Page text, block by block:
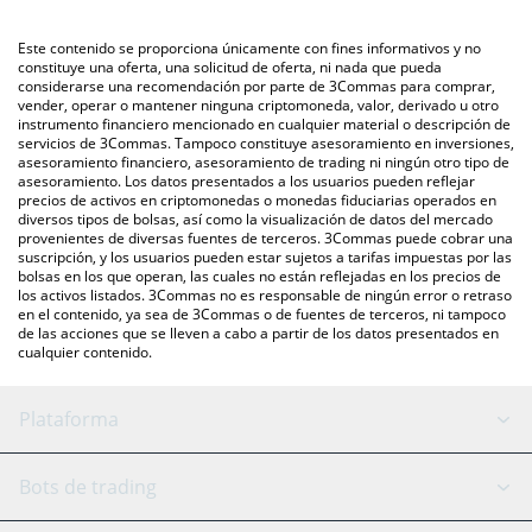
que se encuentra arriba para verificar el último precio de
VaporFund en las principales monedas fiduciarias y
criptomonedas.
otras.
Este contenido se proporciona únicamente con fines informativos y no
constituye una oferta, una solicitud de oferta, ni nada que pueda
considerarse una recomendación por parte de 3Commas para comprar,
vender, operar o mantener ninguna criptomoneda, valor, derivado u otro
instrumento financiero mencionado en cualquier material o descripción de
servicios de 3Commas. Tampoco constituye asesoramiento en inversiones,
asesoramiento financiero, asesoramiento de trading ni ningún otro tipo de
asesoramiento. Los datos presentados a los usuarios pueden reflejar
precios de activos en criptomonedas o monedas fiduciarias operados en
diversos tipos de bolsas, así como la visualización de datos del mercado
provenientes de diversas fuentes de terceros. 3Commas puede cobrar una
suscripción, y los usuarios pueden estar sujetos a tarifas impuestas por las
bolsas en los que operan, las cuales no están reflejadas en los precios de
los activos listados. 3Commas no es responsable de ningún error o retraso
en el contenido, ya sea de 3Commas o de fuentes de terceros, ni tampoco
de las acciones que se lleven a cabo a partir de los datos presentados en
cualquier contenido.
Plataforma
Bot GRID
Bots de trading